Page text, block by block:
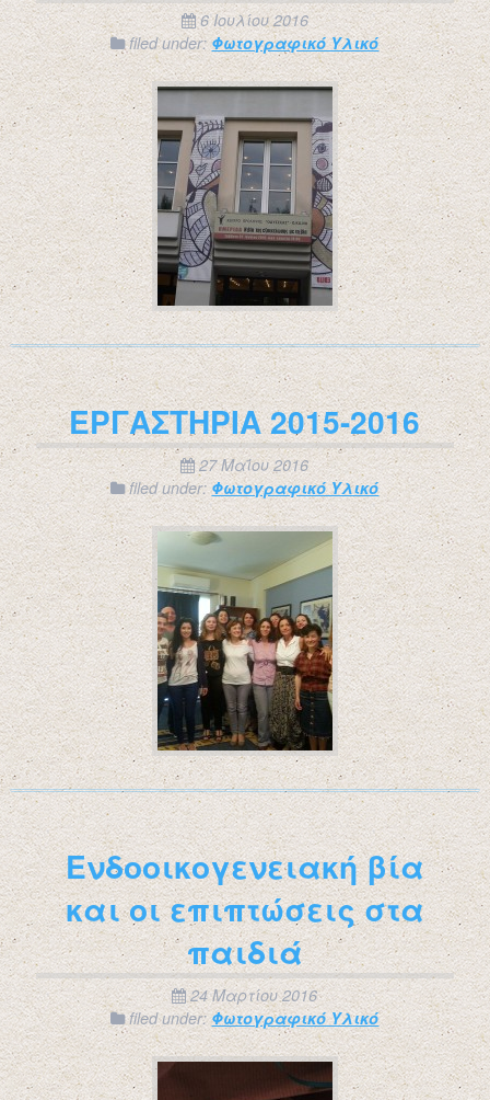
6 Ιουλίου 2016
filed under: Φωτογραφικό Υλικό
ΕΡΓΑΣΤΗΡΙΑ 2015-2016
27 Μαΐου 2016
filed under:Φωτογραφικό Υλικό
Ενδοοικογενειακή βία
και οι επιπτώσεις στα
παιδιά
24 Μαρτίου 2016
filed under:Φωτογραφικό Υλικό